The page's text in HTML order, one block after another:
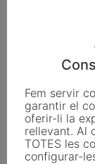
mostrar
octubre 17, 2025
Fem servir
garantir el
oferir-li la
rellevant. Al
TOTES les
configurar-